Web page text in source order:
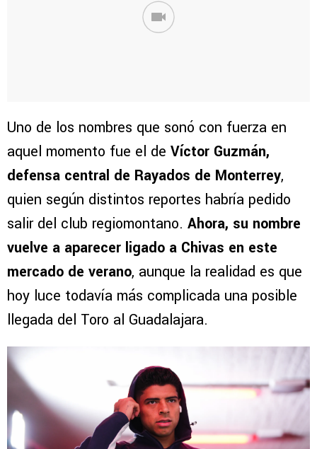
Uno de los nombres que sonó con fuerza en
aquel momento fue el de Víctor Guzmán,
defensa central de Rayados de Monterrey,
quien según distintos reportes habría pedido
salir del club regiomontano. Ahora, su nombre
vuelve a aparecer ligado a Chivas en este
mercado de verano, aunque la realidad es que
hoy luce todavía más complicada una posible
llegada del Toro al Guadalajara.